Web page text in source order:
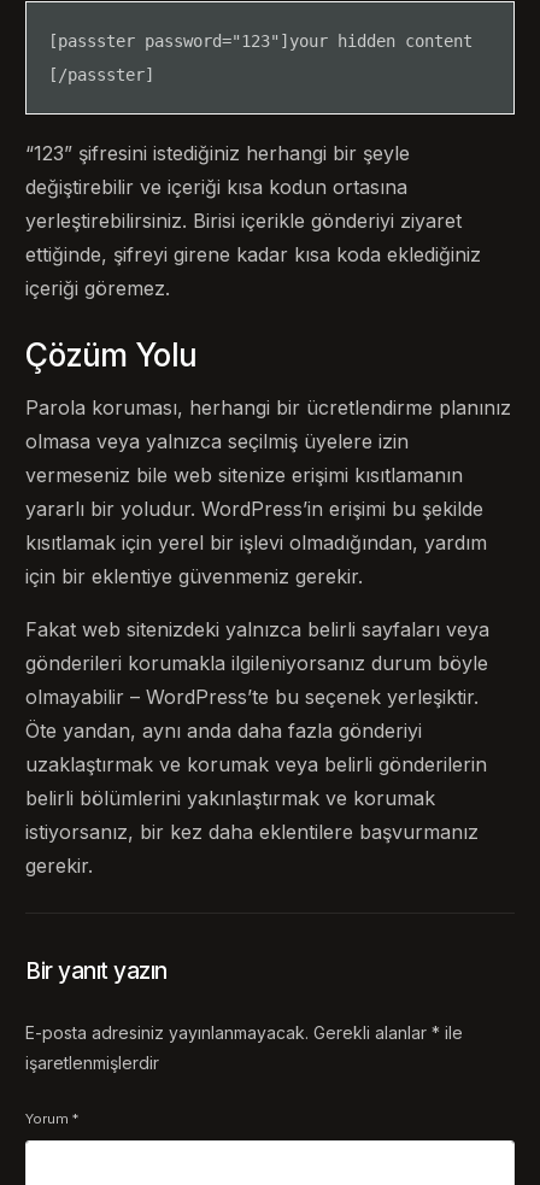
[passster password="123"]your hidden content
[/passster]
“123” şifresini istediğiniz herhangi bir şeyle
değiştirebilir ve içeriği kısa kodun ortasına
yerleştirebilirsiniz. Birisi içerikle gönderiyi ziyaret
ettiğinde, şifreyi girene kadar kısa koda eklediğiniz
içeriği göremez.
Çözüm Yolu
Parola koruması, herhangi bir ücretlendirme planınız
olmasa veya yalnızca seçilmiş üyelere izin
vermeseniz bile web sitenize erişimi kısıtlamanın
yararlı bir yoludur. WordPress’in erişimi bu şekilde
kısıtlamak için yerel bir işlevi olmadığından, yardım
için bir eklentiye güvenmeniz gerekir.
Fakat web sitenizdeki yalnızca belirli sayfaları veya
gönderileri korumakla ilgileniyorsanız durum böyle
olmayabilir – WordPress’te bu seçenek yerleşiktir.
Öte yandan, aynı anda daha fazla gönderiyi
uzaklaştırmak ve korumak veya belirli gönderilerin
belirli bölümlerini yakınlaştırmak ve korumak
istiyorsanız, bir kez daha eklentilere başvurmanız
gerekir.
Bir yanıt yazın
E-posta adresiniz yayınlanmayacak. Gerekli alanlar* ile
işaretlenmişlerdir
Yorum*